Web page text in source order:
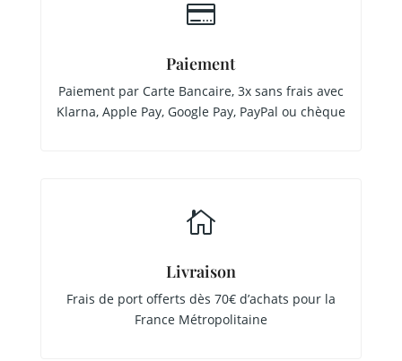

Paiement
Paiement par Carte Bancaire, 3x sans frais avec
Klarna, Apple Pay, Google Pay, PayPal ou chèque

Livraison
Frais de port offerts dès 70€ d’achats pour la
France Métropolitaine